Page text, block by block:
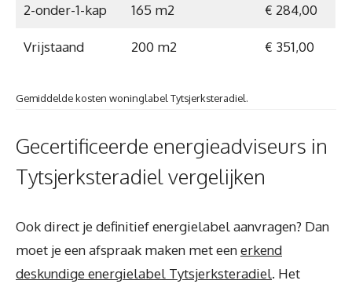
2-onder-1-kap 165 m2 € 284,00
Vrijstaand 200 m2 € 351,00
Gemiddelde kosten woninglabel Tytsjerksteradiel.
Gecertificeerde energieadviseurs in
Tytsjerksteradiel vergelijken
Ook direct je definitief energielabel aanvragen? Dan
moet je een afspraak maken met eenerkend
deskundige energielabel Tytsjerksteradiel. Het